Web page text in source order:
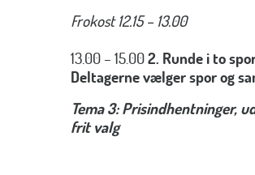
Frokost 12.15 – 13.00
13.00 – 15.002. Runde i to
Deltagerne vælger spor og
Tema 3: Prisindhentninger,
frit valg